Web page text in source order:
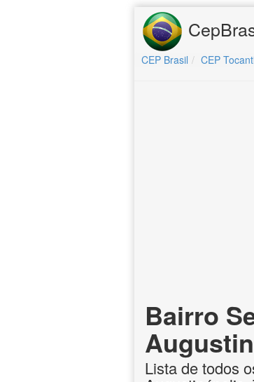
CEP Brasil CEP
Bairro
Lista de todos